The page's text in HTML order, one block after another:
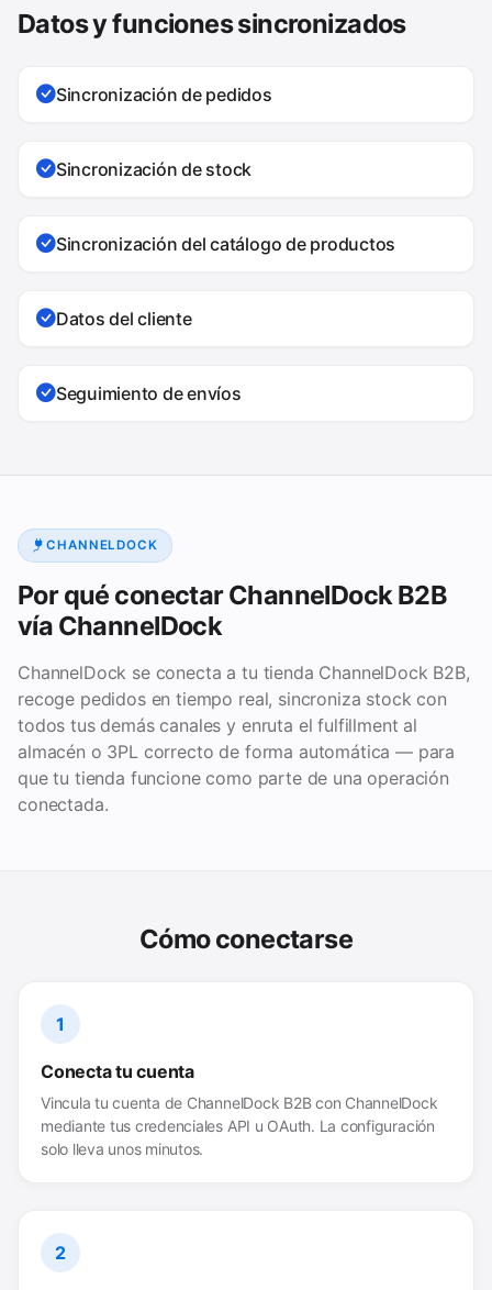
Datos y funciones sincronizados
Sincronización de pedidos
Sincronización de stock
Sincronización del catálogo de productos
Datos del cliente
Seguimiento de envíos
CHANNELDOCK
Por qué conectar ChannelDock B2B
vía ChannelDock
ChannelDock se conecta a tu tienda ChannelDock B2B,
recoge pedidos en tiempo real, sincroniza stock con
todos tus demás canales y enruta el fulfillment al
almacén o 3PL correcto de forma automática — para
que tu tienda funcione como parte de una operación
conectada.
Cómo conectarse
1
Conecta tu cuenta
Vincula tu cuenta de ChannelDock B2B con ChannelDock
mediante tus credenciales API u OAuth. La configuración
solo lleva unos minutos.
2